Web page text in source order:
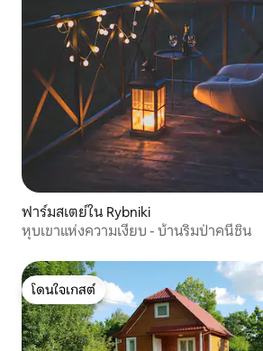
ฟาร์มสเตย์ใน Rybniki
หุบเขาแห่งความเงียบ - บ้านริมป่าคนีชิน
โดนใจเกสต์
โดนใจเกสต์